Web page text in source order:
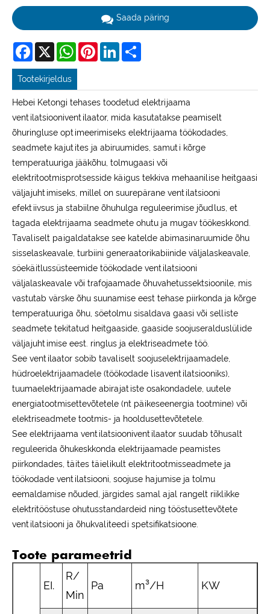
Saada päring
Facebook
X WhatsAppPinterestLinkedIn
Tootekirjeldus
Hebei Ketongi tehases toodetud elektrijaama
ventilatsiooniventilaator, mida kasutatakse peamiselt
õhuringluse optimeerimiseks elektrijaama töökodades,
seadmete kajutites ja abiruumides, samuti kõrge
temperatuuriga jääkõhu, tolmugaasi või
elektritootmisprotsesside käigus tekkiva mehaanilise heitgaasi
väljajuhtimiseks, millel on suurepärane ventilatsiooni
efektiivsus ja stabiilne õhuhulga reguleerimise jõudlus, et
tagada elektrijaama seadmete ohutu ja mugav töökeskkond.
Tavaliselt paigaldatakse see katelde abimasinaruumide õhu
sisselaskeavale, turbiini generaatorikabiinide väljalaskeavale,
söekäitlussüsteemide töökodade ventilatsiooni
väljalaskeavale või trafojaamade õhuvahetussektsioonile, mis
vastutab värske õhu suunamise eest tehase piirkonda ja kõrge
temperatuuriga õhu, söetolmu sisaldava gaasi või selliste
seadmete tekitatud heitgaaside, gaaside soojuseralduslülide
väljajuhtimise eest. ringlus ja elektriseadmete töö.
See ventilaator sobib tavaliselt soojuselektrijaamadele,
hüdroelektrijaamadele (töökodade lisaventilatsiooniks),
tuumaelektrijaamade abirajatiste osakondadele, uutele
energiatootmisettevõtetele (nt päikeseenergia tootmine) või
elektriseadmete tootmis- ja hooldusettevõtetele.
See elektrijaama ventilatsiooniventilaator suudab tõhusalt
reguleerida õhukeskkonda elektrijaamade peamistes
piirkondades, täites täielikult elektritootmisseadmete ja
töökodade ventilatsiooni, soojuse hajumise ja tolmu
eemaldamise nõuded, järgides samal ajal rangelt riiklikke
elektritööstuse ohutusstandardeid ning tööstusettevõtete
ventilatsiooni ja õhukvaliteedi spetsifikatsioone.
Toote parameetrid
EI.
R/
Min
Pa m³/H KW